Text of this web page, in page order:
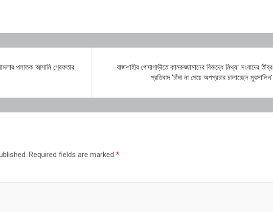
পলাতক আসামি গ্রেফতার
রাজশাহীর গোদাগাড়ীতে কামরুজ্জামানের বিরুদ্ধে মিথ্যা সংবাদের তীব্র
প্রতিবাদ ‘চাঁদা না পেয়ে অপপ্রচার চালাচ্ছেন মুরসালিন’
Required fields are marked *